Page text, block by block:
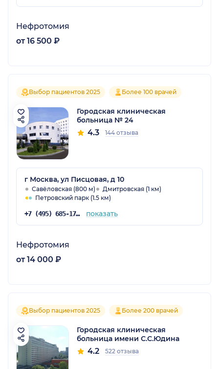
Нефротомия
от 16 500 ₽
Выбор пациентов 2025 Более 100 врачей
Городская клиническая
больница № 24
4.3 144 отзыва
г Москва, ул Писцовая, д 10
Савёловская (800 м)
Дмитровская (1 км)
Петровский парк (1.5 км)
+7 (495) 685-17-94 показать
Нефротомия
от 14 000 ₽
Выбор пациентов 2025 Более 200 врачей
Городская клиническая
больница имени С.С.Юдина
4.2 522 отзыва